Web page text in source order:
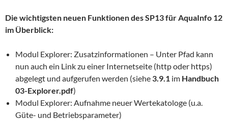
Die wichtigsten neuen Funktionen des SP13 für AquaInfo 12
im Überblick:
Modul Explorer: Zusatzinformationen – Unter Pfad kann
nun auch ein Link zu einer Internetseite (http oder https)
abgelegt und aufgerufen werden (siehe 3.9.1 im Handbuch
03-Explorer.pdf)
Modul Explorer: Aufnahme neuer Wertekatologe (u.a.
Güte- und Betriebsparameter)